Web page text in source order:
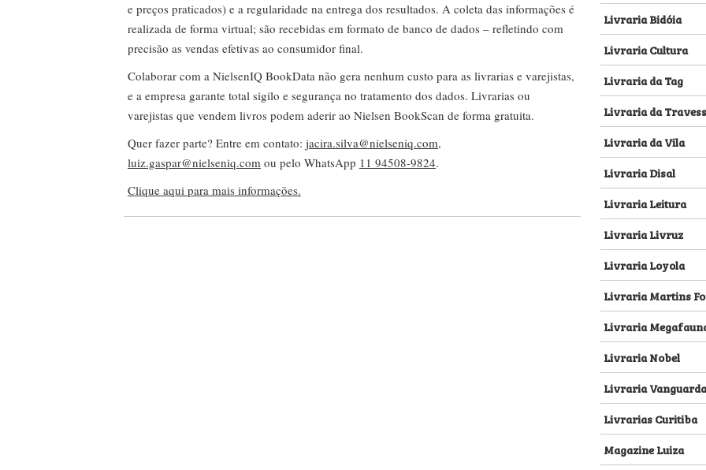
e preços praticados) e a regularidade na entrega dos resultados. A coleta das informações é
realizada de forma virtual; são recebidas em formato de banco de dados – refletindo com
precisão as vendas efetivas ao consumidor final.
Colaborar com a NielsenIQ BookData não gera nenhum custo para as livrarias e varejistas,
e a empresa garante total sigilo e segurança no tratamento dos dados. Livrarias ou
varejistas que vendem livros podem aderir ao Nielsen BookScan de forma gratuita.
Quer fazer parte? Entre em contato: jacira.silva@nielseniq.com,
luiz.gaspar@nielseniq.com ou pelo WhatsApp 11 94508-9824.
Clique aqui para mais informações.
Livraria Bidóia
Livraria Cultura
Livraria da Tag
Livraria da
Livraria da Vila
Livraria Disal
Livraria Leitura
Livraria Livruz
Livraria Loyola
Livraria Martins
Livraria
Livraria Nobel
Livraria Vanguarda
Livrarias Curitiba
Magazine Luiza